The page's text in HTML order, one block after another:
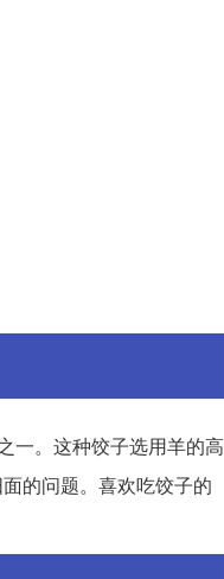
一。这种饺子选用羊的高
的问题。喜欢吃饺子的